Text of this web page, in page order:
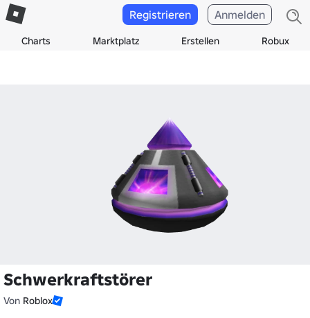
Charts Marktplatz Erstellen Robux
Registrieren Anmelden
Schwerkraftstörer
Von Roblox